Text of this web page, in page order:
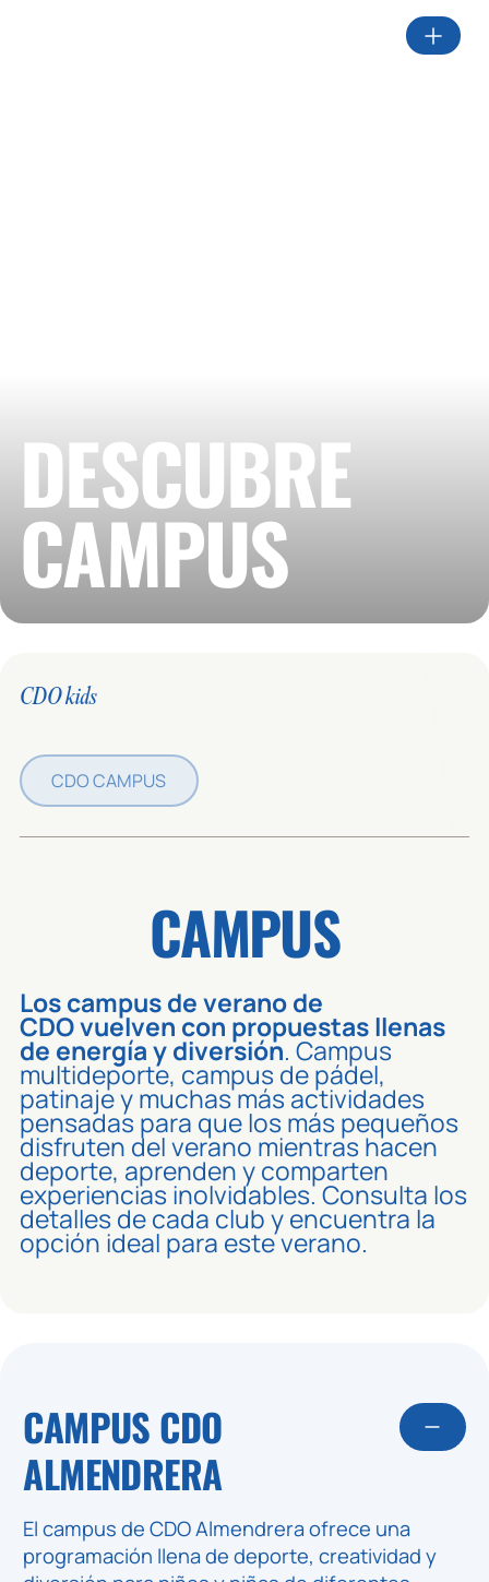
DESCUBRE
CAMPUS
CDO kids
CDO CAMPUS
CAMPUS
Los campus de verano de
CDOvuelven con propuestas llenas
de energía y diversión. Campus
multideporte, campus de pádel,
patinaje y muchas más actividades
pensadas para que los más pequeños
disfruten del verano mientras hacen
deporte, aprenden y comparten
experiencias inolvidables. Consulta los
detalles de cada club y encuentra la
opción ideal para este verano.
CAMPUS CDO
ALMENDRERA
El campus deCDO Almendreraofrece una
programación llena de deporte, creatividad y